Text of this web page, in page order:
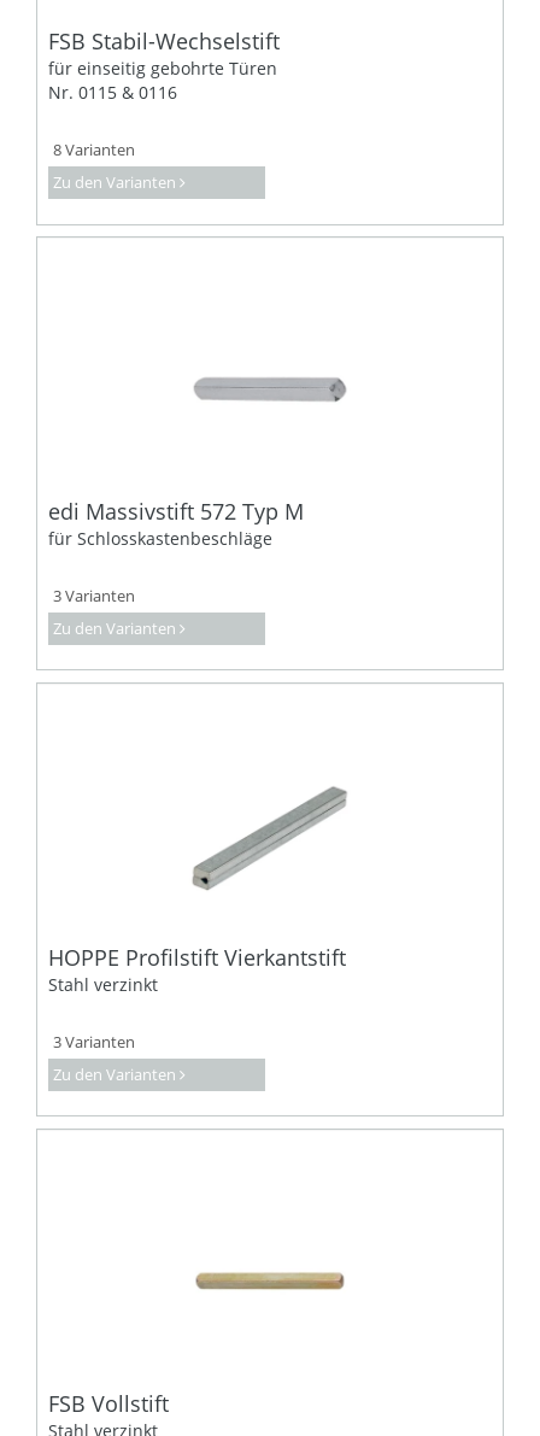
FSB Stabil-Wechselstift
für einseitig gebohrte Türen
Nr. 0115 & 0116
8 Varianten
Zu den Varianten
edi Massivstift 572 Typ M
für Schlosskastenbeschläge
3 Varianten
Zu den Varianten
HOPPE Profilstift Vierkantstift
Stahl verzinkt
3 Varianten
Zu den Varianten
FSB Vollstift
Stahl verzinkt